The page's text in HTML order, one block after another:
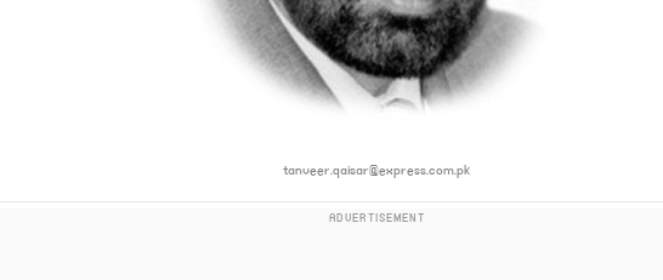
tanveer.qaisar@express.com.pk